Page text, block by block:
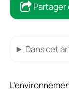
Dans cet